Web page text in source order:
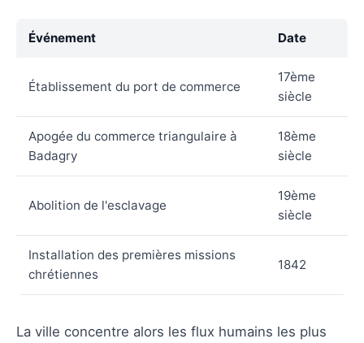
Événement Date
Établissement du port de commerce
17ème
siècle
Apogée du commerce triangulaire à
Badagry
18ème
siècle
Abolition de l'esclavage
19ème
siècle
Installation des premières missions
chrétiennes
1842
La ville concentre alors les flux humains les plus